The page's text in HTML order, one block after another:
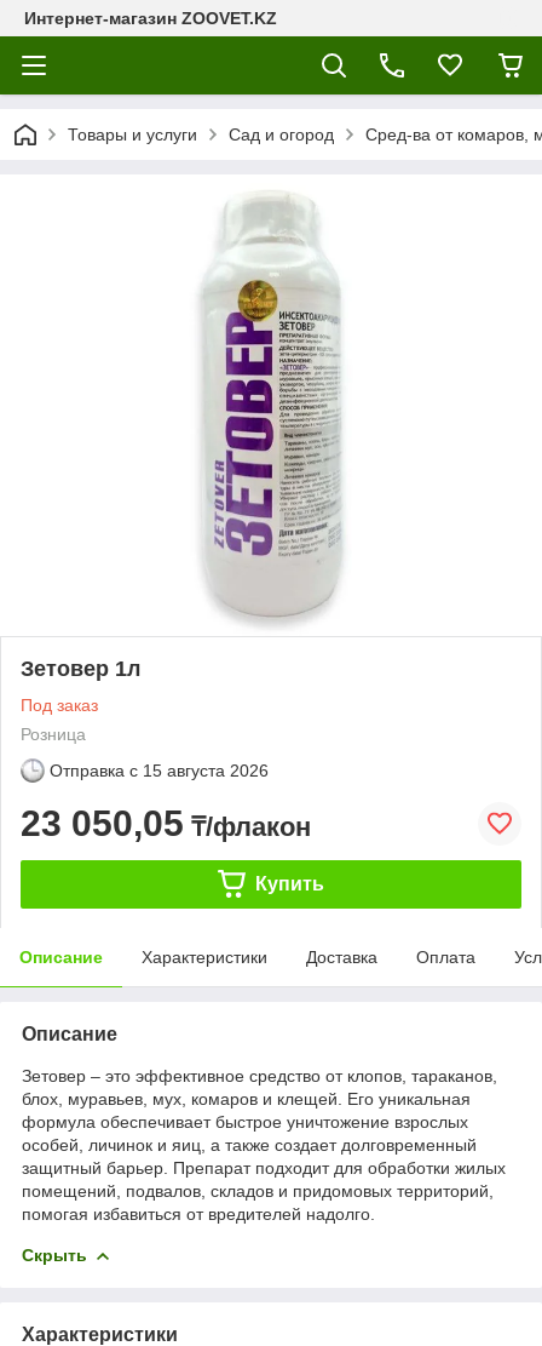
Интернет-магазин ZOOVET.KZ
Товары и услуги Сад и огород Сред-ва от комаров,
Зетовер 1л
Под заказ
Розница
Отправка с 15 августа 2026
23 050,05 ₸/флакон
Купить
Описание Характеристики Доставка Оплата
Описание
Зетовер – это эффективное средство от клопов, тараканов,
блох, муравьев, мух, комаров и клещей. Его уникальная
формула обеспечивает быстрое уничтожение взрослых
особей, личинок и яиц, а также создает долговременный
защитный барьер. Препарат подходит для обработки жилых
помещений, подвалов, складов и придомовых территорий,
помогая избавиться от вредителей надолго.
Скрыть
Характеристики